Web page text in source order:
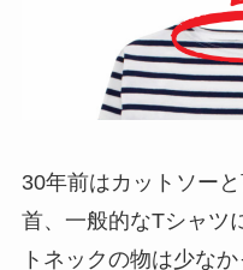
30年前はカットソー
首、一般的なTシャツ
トネックの物は少な